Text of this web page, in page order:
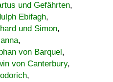
und Gefährten,
Ebifagh,
und Simon,
,
von Barquel,
von Canterbury,
,